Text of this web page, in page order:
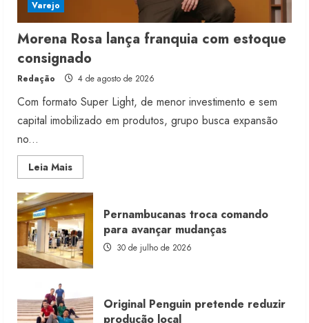
Varejo
Morena Rosa lança franquia com estoque
consignado
Redação 4 de agosto de 2026
Com formato Super Light, de menor investimento e sem
capital imobilizado em produtos, grupo busca expansão
no...
Leia MaisRead
more
Morena
Rosa
lança
franquia
com
estoque
consignado
Pernambucanas troca comando
para avançar mudanças
30 de julho de 2026
Original Penguin pretende reduzir
produção local